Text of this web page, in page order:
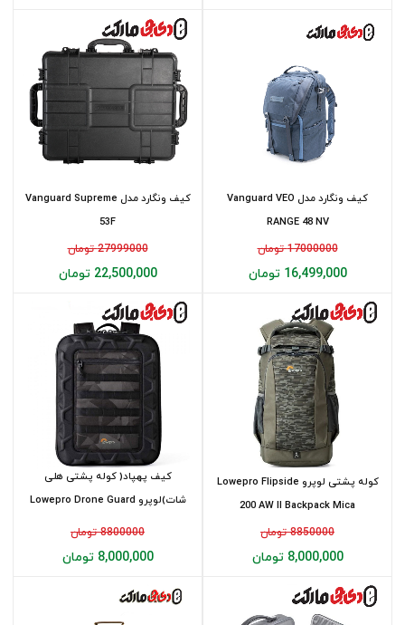
کیف ونگارد مدل Vanguard Supreme
53F
27999000 تومان
22,500,000 تومان
کیف ونگارد مدل Vanguard VEO
RANGE 48 NV
17000000 تومان
16,499,000 تومان
کیف پهپاد( کوله پشتی هلی
شات)لوپرو Lowepro Drone Guard
8800000 تومان
8,000,000 تومان
کوله پشتی لوپرو Lowepro Flipside
200 AW II Backpack Mica
8850000 تومان
8,000,000 تومان